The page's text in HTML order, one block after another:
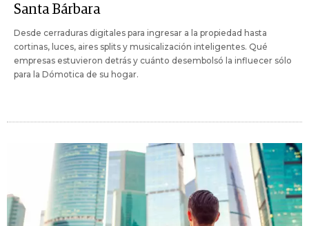
Santa Bárbara
Desde cerraduras digitales para ingresar a la propiedad hasta
cortinas, luces, aires splits y musicalización inteligentes. Qué
empresas estuvieron detrás y cuánto desembolsó la influecer sólo
para la Dómotica de su hogar.